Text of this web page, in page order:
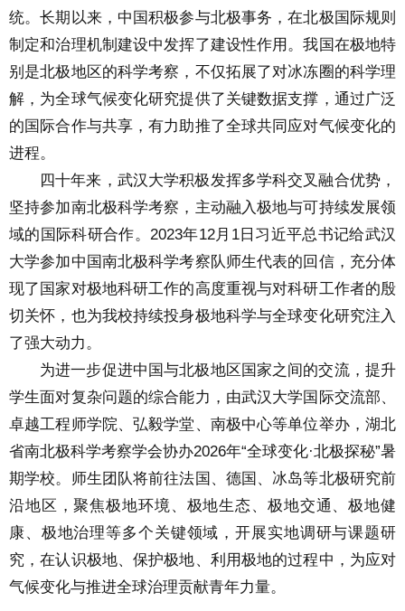
统。长期以来，中国积极参与北极事务，在北极国际规则
制定和治理机制建设中发挥了建设性作用。我国在极地特
别是北极地区的科学考察，不仅拓展了对冰冻圈的科学理
解，为全球气候变化研究提供了关键数据支撑，通过广泛
的国际合作与共享，有力助推了全球共同应对气候变化的
进程。
四十年来，武汉大学积极发挥多学科交叉融合优势，
坚持参加南北极科学考察，主动融入极地与可持续发展领
域的国际科研合作。2023年12月1日习近平总书记给武汉
大学参加中国南北极科学考察队师生代表的回信，充分体
现了国家对极地科研工作的高度重视与对科研工作者的殷
切关怀，也为我校持续投身极地科学与全球变化研究注入
了强大动力。
为进一步促进中国与北极地区国家之间的交流，提升
学生面对复杂问题的综合能力，由武汉大学国际交流部、
卓越工程师学院、弘毅学堂、南极中心等单位举办，湖北
省南北极科学考察学会协办2026年“全球变化·北极探秘”暑
期学校。师生团队将前往法国、德国、冰岛等北极研究前
沿地区，聚焦极地环境、极地生态、极地交通、极地健
康、极地治理等多个关键领域，开展实地调研与课题研
究，在认识极地、保护极地、利用极地的过程中，为应对
气候变化与推进全球治理贡献青年力量。